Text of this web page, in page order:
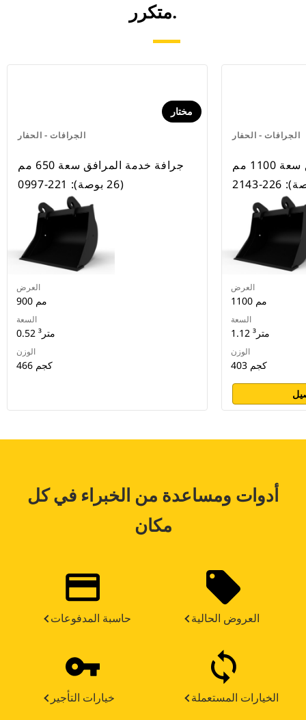
متكرر.
الجرافات - الحفار
مختار
جرافة خدمة المرافق سعة 650 مم
(26 بوصة): 221-0997
العرض
900 مم
السعة
0.52 متر³
الوزن
466 كجم
الجرافات - الحفار
جرافة خدمة المرافق سعة 1100 مم
العرض
1100 مم
السعة
1.12 متر³
الوزن
403 كجم
أدوات ومساعدة من الخبراء في كل
مكان
حاسبة المدفوعات العروض الحالية
خيارات التأجير الخيارات المستعملة